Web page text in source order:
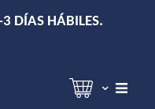
DÍAS HÁBILES.